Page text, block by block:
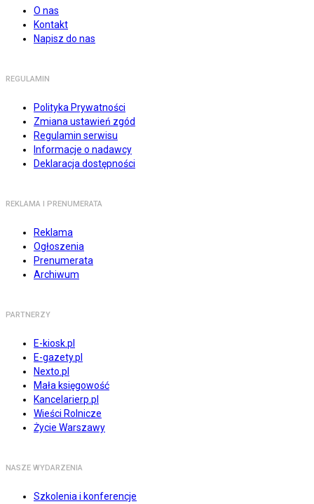
O nas
Kontakt
Napisz do nas
REGULAMIN
Polityka Prywatności
Zmiana ustawień zgód
Regulamin serwisu
Informacje o nadawcy
Deklaracja dostępności
REKLAMA I PRENUMERATA
Reklama
Ogłoszenia
Prenumerata
Archiwum
PARTNERZY
E-kiosk.pl
E-gazety.pl
Nexto.pl
Mała księgowość
Kancelarierp.pl
Wieści Rolnicze
Życie Warszawy
NASZE WYDARZENIA
Szkolenia i konferencje